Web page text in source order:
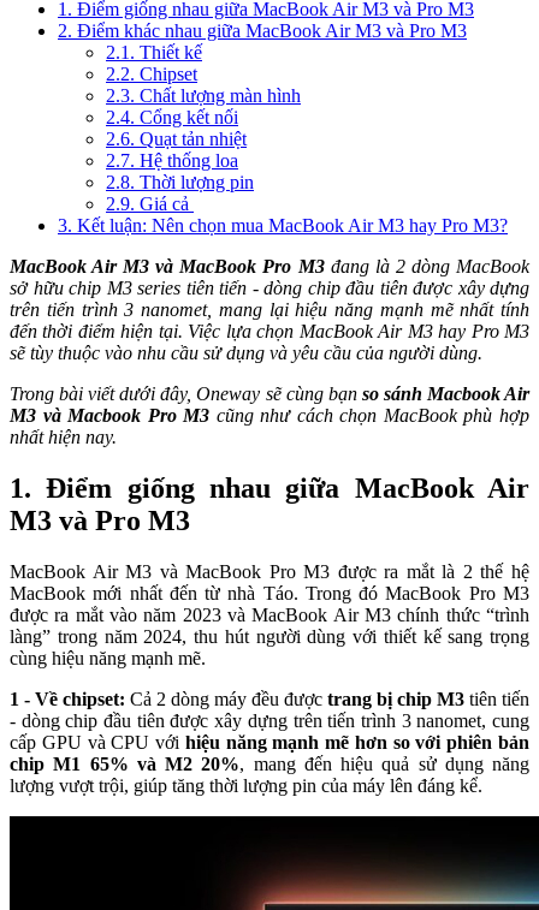
1. Điểm giống nhau giữa MacBook Air M3 và Pro M3
2. Điểm khác nhau giữa MacBook Air M3 và Pro M3
2.1. Thiết kế
2.2. Chipset
2.3. Chất lượng màn hình
2.4. Cổng kết nối
2.6. Quạt tản nhiệt
2.7. Hệ thống loa
2.8. Thời lượng pin
2.9. Giá cả
3. Kết luận: Nên chọn mua MacBook Air M3 hay Pro M3?
MacBook Air M3 và MacBook Pro M3đang là 2 dòng MacBook
sở hữu chip M3 series tiên tiến - dòng chip đầu tiên được xây dựng
trên tiến trình 3 nanomet, mang lại hiệu năng mạnh mẽ nhất tính
đến thời điểm hiện tại. Việc lựa chọn MacBook Air M3 hay Pro M3
sẽ tùy thuộc vào nhu cầu sử dụng và yêu cầu của người dùng.
Trong bài viết dưới đây, Oneway sẽ cùng bạn so sánh Macbook Air
M3 và Macbook Pro M3 cũng như cách chọn MacBook phù hợp
nhất hiện nay.
1. Điểm giống nhau giữa MacBook Air
M3 và Pro M3
MacBook Air M3 và MacBook Pro M3 được ra mắt là 2 thế hệ
MacBook mới nhất đến từ nhà Táo. Trong đó MacBook Pro M3
được ra mắt vào năm 2023 và MacBook Air M3 chính thức “trình
làng” trong năm 2024, thu hút người dùng với thiết kế sang trọng
cùng hiệu năng mạnh mẽ.
1 - Về chipset: Cả 2 dòng máy đều được trang bị chip M3 tiên tiến
- dòng chip đầu tiên được xây dựng trên tiến trình 3 nanomet, cung
cấp GPU và CPU với hiệu năng mạnh mẽ hơn so với phiên bản
chip M1 65% và M2 20%, mang đến hiệu quả sử dụng năng
lượng vượt trội, giúp tăng thời lượng pin của máy lên đáng kể.